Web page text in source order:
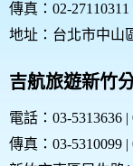
傳真：02-27110311
地址：台北市中山
吉航旅遊新竹
電話：03-5313636 |
傳真：03-5310099 |